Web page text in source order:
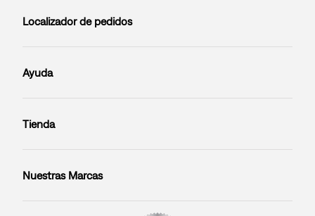
Localizador de pedidos
Ayuda
Tienda
Nuestras Marcas